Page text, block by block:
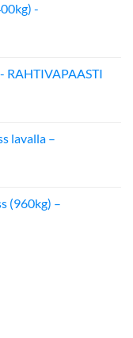
-
RAHTIVAPAASTI
lavalla –
(960kg) –